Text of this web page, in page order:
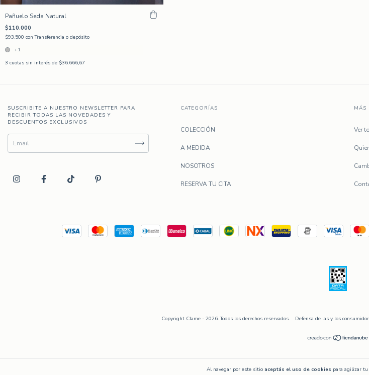
Al navegar por este sitio aceptás el uso de cookies para agilizar tu
Pañuelo Seda Natural
$110.000
$93.500 con Transferencia o depósito
+1
3 cuotas sin interés de $36.666,67
SUSCRIBITE A NUESTRO NEWSLETTER PARA
RECIBIR TODAS LAS NOVEDADES Y
DESCUENTOS EXCLUSIVOS
CATEGORÍAS
COLECCIÓN
A MEDIDA
NOSOTROS
RESERVA TU CITA
MÁS
Ver
Copyright Clame - 2026. Todos los derechos reservados. Defensa de las y los